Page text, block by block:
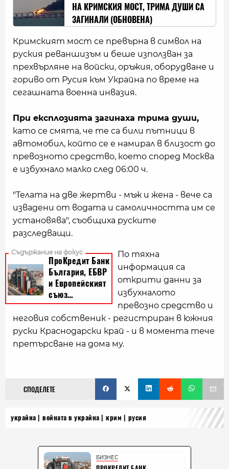
НА КРИМСКИЯ МОСТ, ТРИМА ДУШИ СА
ЗАГИНАЛИ (ОБНОВЕНА)
Кримският мост се превърна в символ на
руския реваншизъм и беше използван за
прехвърляне на войски, оръжия, оборудване и
гориво от Русия към Украйна по време на
сегашната военна инвазия.
При експлозията загинаха трима души,
като се смята, че те са били пътници в
автомобил, който се е намирал в близост до
превозното средство, което според Москва
е избухнало малко след 06:00 ч.
"Телата на две жертви - мъж и жена - вече са
извадени от водата и самоличността им се
установява", съобщиха руските
разследващи.
По тяхна
информация са
открити данни за
избухналото
превозно средство и
неговия собственик - регистриран в южния
руски Краснодарски край - и в момента тече
претърсване на дома му.
СПОДЕЛЕТЕ
украйна войната в украйна крим русия